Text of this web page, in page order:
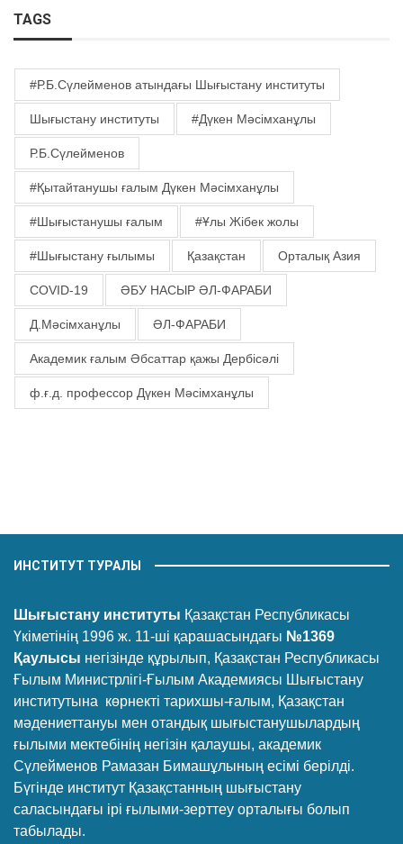
TAGS
#Р.Б.Сүлейменов атындағы Шығыстану институты
Шығыстану институты #Дүкен Мәсімханұлы
Р.Б.Сүлейменов
#Қытайтанушы ғалым Дүкен Мәсімханұлы
#Шығыстанушы ғалым #Ұлы Жібек жолы
#Шығыстану ғылымы Қазақстан Орталық Азия
COVID-19 ӘБУ НАСЫР ӘЛ-ФАРАБИ
Д.Мәсімханұлы ӘЛ-ФАРАБИ
Академик ғалым Әбсаттар қажы Дербісәлі
ф.ғ.д. профессор Дүкен Мәсімханұлы
ИНСТИТУТ ТУРАЛЫ
Шығыстану институты Қазақстан Республикасы
Үкіметінің 1996 ж. 11-ші қарашасындағы №1369
Қаулысы негізінде құрылып, Қазақстан Республикасы
Ғылым Министрлігі-Ғылым Академиясы Шығыстану
институтына көрнекті тарихшы-ғалым, Қазақстан
мәдениеттануы мен отандық шығыстанушылардың
ғылыми мектебінің негізін қалаушы, академик
Сүлейменов Рамазан Бимашұлының есімі берілді.
Бүгінде институт Қазақстанның шығыстану
саласындағы ірі ғылыми-зерттеу орталығы болып
табылады.